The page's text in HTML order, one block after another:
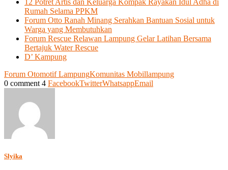
Rumah Selama PPKM
Forum Otto Ranah Minang Serahkan Bantuan Sosial untuk
Warga yang Membutuhkan
Forum Rescue Relawan Lampung Gelar Latihan Bersama
Bertajuk Water Rescue
D’ Kampung
Forum Otomotif LampungKomunitas Mobillampung
0 comment 4 FacebookTwitterWhatsappEmail
Slyika